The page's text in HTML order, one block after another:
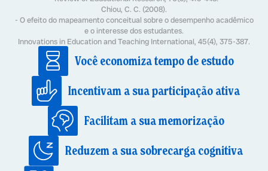
Chiou, C. C. (2008).
- O efeito do mapeamento conceitual sobre o desempenho acadêmico
e o interesse dos estudantes.
Innovations in Education and Teaching International, 45(4), 375-387.
Você economiza tempo de estudo
Incentivam a sua participação ativa
Facilitam a sua memorização
Reduzem a sua sobrecarga cognitiva